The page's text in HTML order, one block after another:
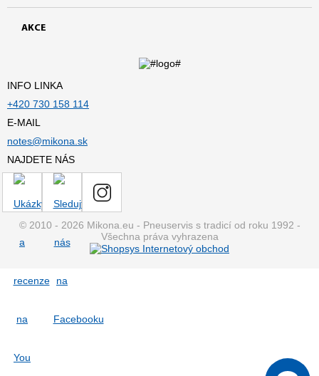
AKCE
INFO LINKA
+420 730 158 114
E-MAIL
notes@mikona.sk
NAJDETE NÁS
© 2010 - 2026 Mikona.eu - Pneuservis s tradicí od roku 1992 -
Všechna práva vyhrazena